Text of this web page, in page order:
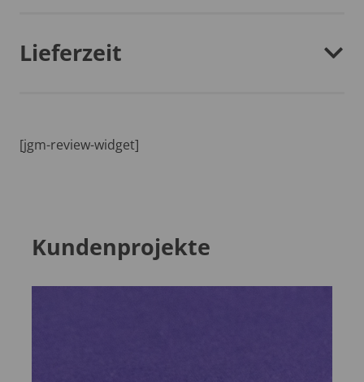
Lieferzeit
[jgm-review-widget]
Kundenprojekte